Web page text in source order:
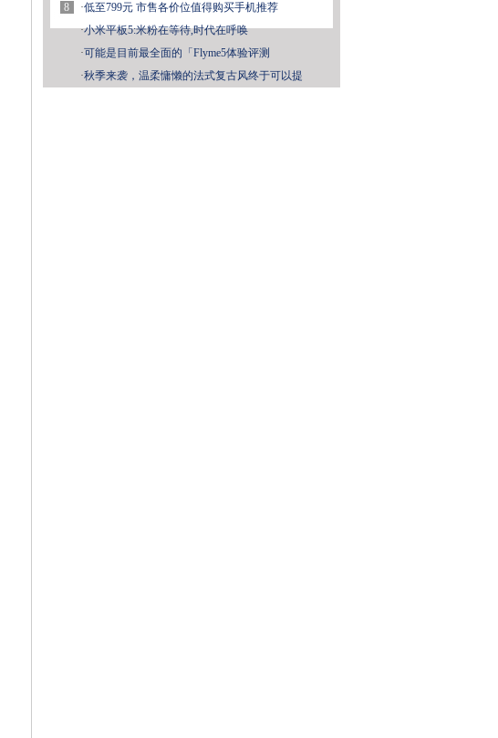
8
·低至799元 市售各价位值得购买手机推荐
·小米平板5:米粉在等待,时代在呼唤
·可能是目前最全面的「Flyme5体验评测
·秋季来袭，温柔慵懒的法式复古风终于可以提